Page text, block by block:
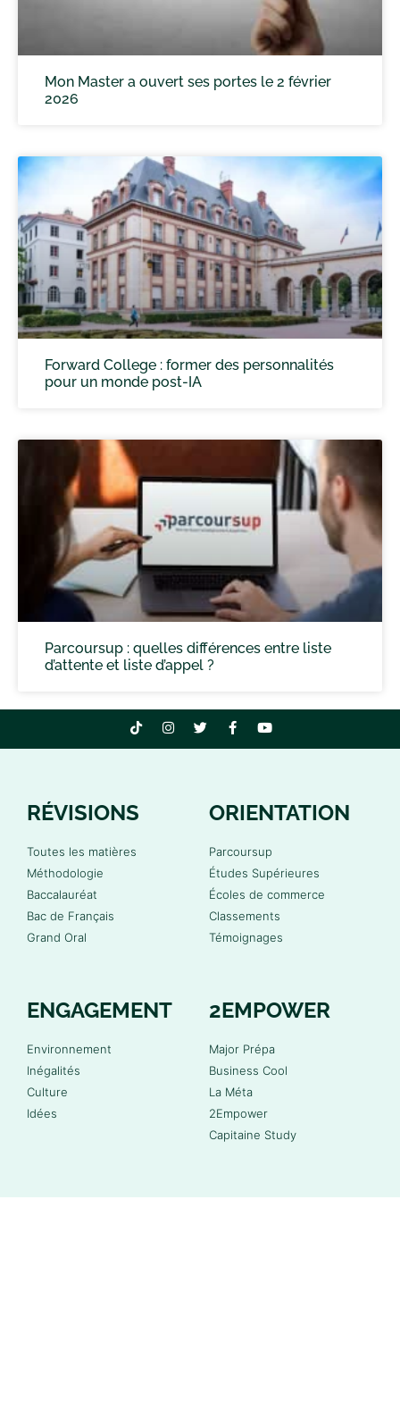
Mon Master a ouvert ses portes le 2 février
2026
Forward College : former des personnalités
pour un monde post-IA
Parcoursup : quelles différences entre liste
d’attente et liste d’appel ?
RÉVISIONS
Toutes les matières
Méthodologie
Baccalauréat
Bac de Français
Grand Oral
ORIENTATION
Parcoursup
Études Supérieures
Écoles de commerce
Classements
Témoignages
ENGAGEMENT
Environnement
Inégalités
Culture
Idées
2EMPOWER
Major Prépa
Business Cool
La Méta
2Empower
Capitaine Study